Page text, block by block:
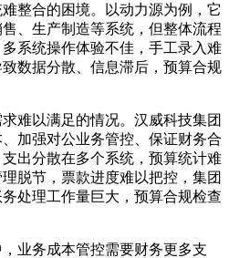
整合的困境。以动力源为例，它
售、生产制造等系统，但整体流程
系统操作体验不佳，手工录入难
数据分散、信息滞后，预算合规
难以满足的情况。汉威科技集团
加强对公业务管控、保证财务合
出分散在多个系统，预算统计难
脱节，票款进度难以把控，集团
处理工作量巨大，预算合规检查
业务成本管控需要财务更多支